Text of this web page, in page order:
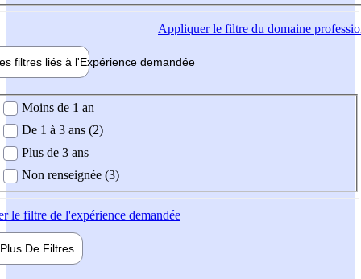
Appliquerle filtre du domaine
filtres liés à l'Expérience demandée
demandée
Moins de 1 an
De 1 à 3 ans (2)
Plus de 3 ans
Non renseignée (3)
le filtre de l'expérience demandée
Plus De Filtres